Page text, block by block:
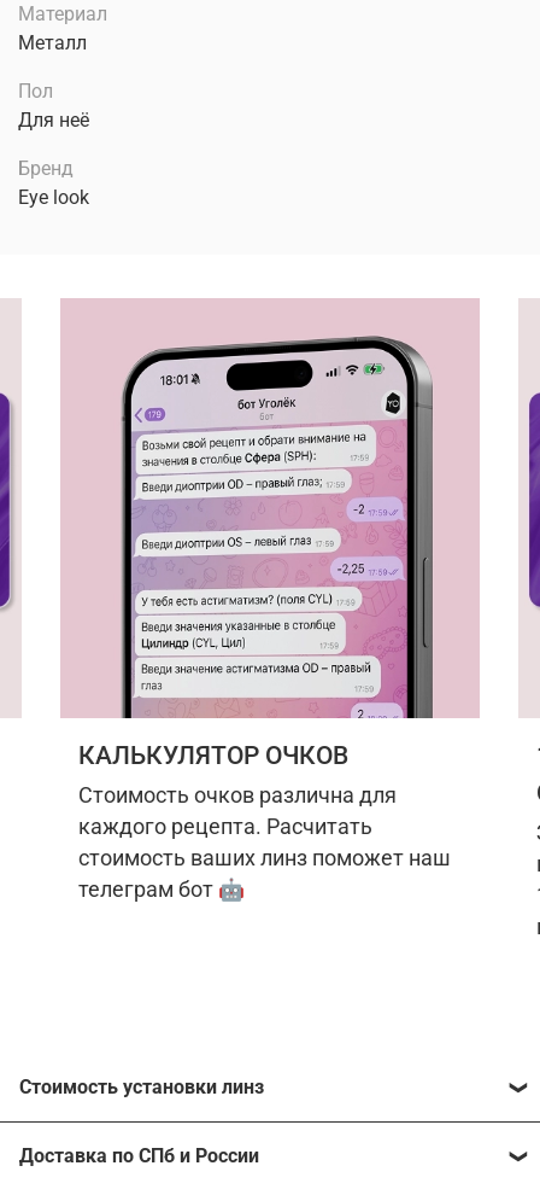
Материал
Металл
Пол
Для неё
Бренд
Eye look
КАЛЬКУЛЯТОР ОЧКОВ
Стоимость очков различна для
каждого рецепта. Расчитать
стоимость ваших линз поможет наш
телеграм бот 🤖
Стоимость установки линз
Расчитать стоимость ваших линз поможет
Доставка по СПб и России